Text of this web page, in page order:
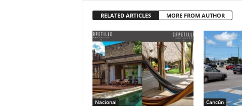
RELATED ARTICLES MORE FROM AUTHOR
Nacional Cancún